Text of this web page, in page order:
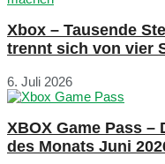
Xbox – Tausende
trennt sich von vier
6. Juli 2026
XBOX Game Pass
des Monats Juni